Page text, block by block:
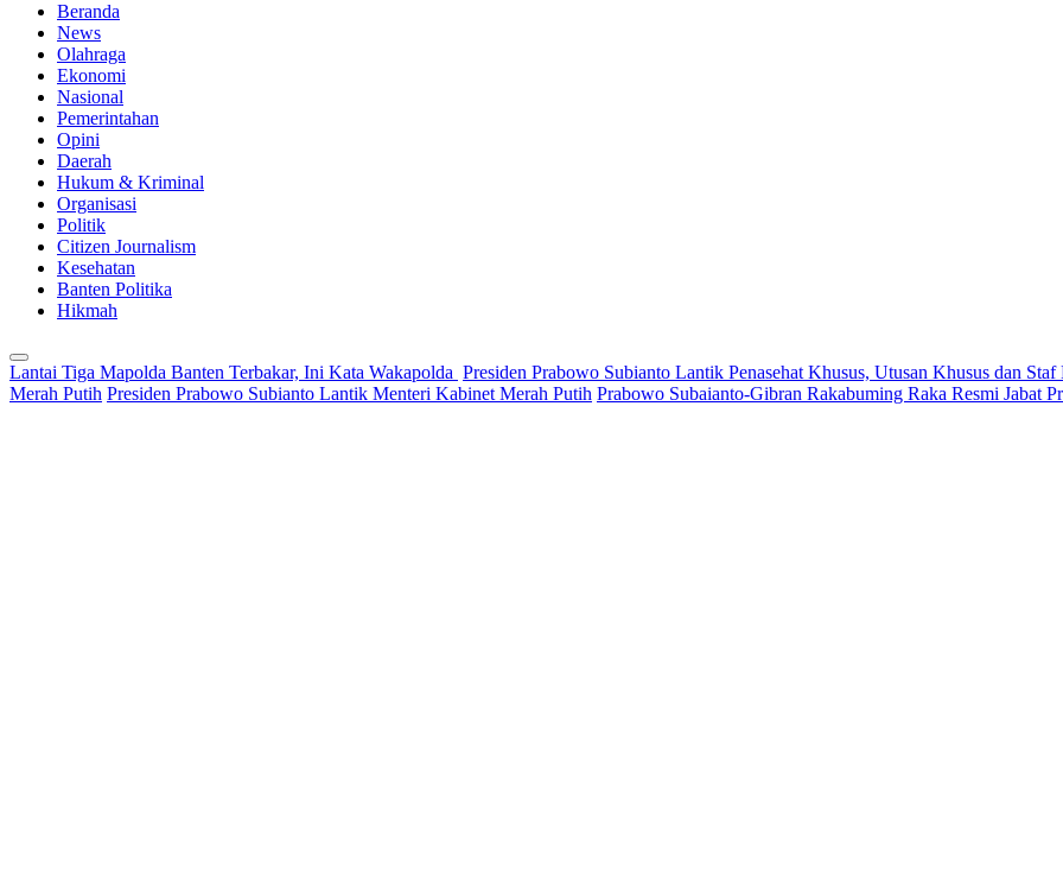
Beranda
News
Olahraga
Ekonomi
Nasional
Pemerintahan
Opini
Daerah
Hukum & Kriminal
Organisasi
Politik
Citizen Journalism
Kesehatan
Banten Politika
Hikmah
Lantai Tiga Mapolda Banten Terbakar, Ini Kata Wakapolda Presiden Prabowo Subianto Lantik Penasehat Khusus, Utusan Khusus dan Staf
Merah Putih Presiden Prabowo Subianto Lantik Menteri Kabinet Merah Putih Prabowo Subaianto-Gibran Rakabuming Raka Resmi Jabat